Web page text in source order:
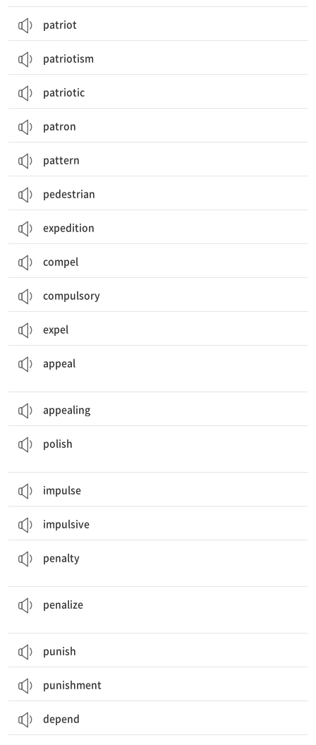
patriot
patriotism
patriotic
patron
pattern
pedestrian
expedition
compel
compulsory
expel
appeal
appealing
polish
impulse
impulsive
penalty
penalize
punish
punishment
depend